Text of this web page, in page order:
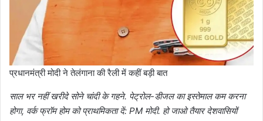
प्रधानमंत्री मोदी ने तेलंगाना की रैली में कहीं बड़ी बात
साल भर नहीं खरीदे सोने चांदी के गहने. पेट्रोल-डीजल का इस्तेमाल कम करना
होगा, वर्क फ्रॉम होम को प्राथमिकता दें: PM मोदी. हो जाओ तैयार देशवासियों